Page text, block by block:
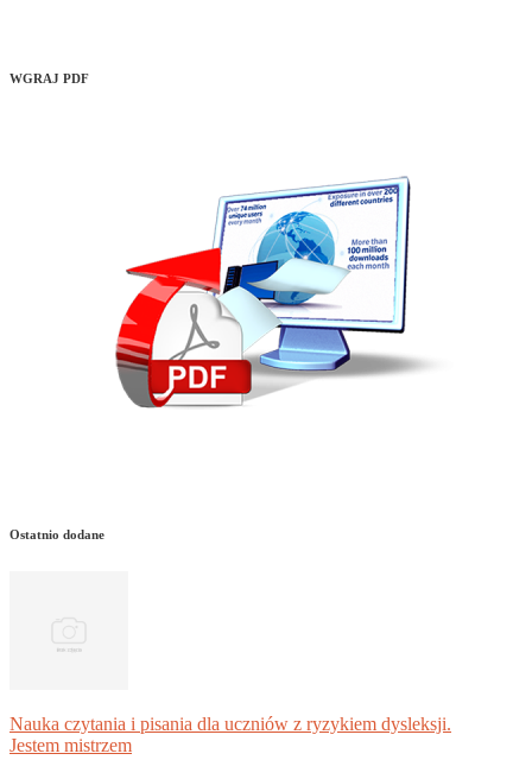
WGRAJ PDF
Ostatnio dodane
Nauka czytania i pisania dla uczniów z ryzykiem dysleksji.
Jestem mistrzem